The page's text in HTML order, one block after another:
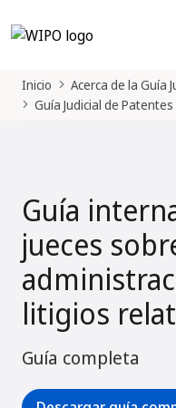
Inicio
Acerca de la Guía
Guía Judicial de Patentes
Guía
jueces
litigios
Guía completa